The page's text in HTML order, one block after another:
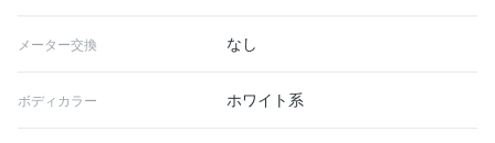
メーター交換 なし
ボディカラー ホワイト系